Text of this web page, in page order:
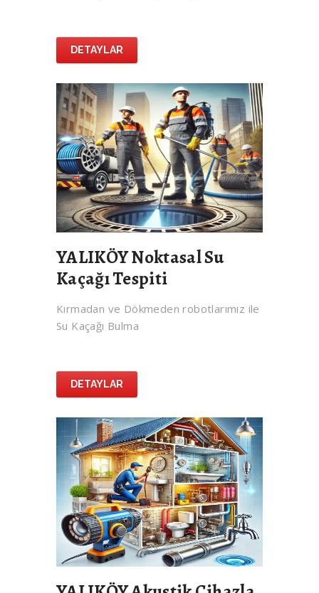
DETAYLAR
YALIKÖY Noktasal Su
Kaçağı Tespiti
Kırmadan ve Dökmeden robotlarımız ile
Su Kaçağı Bulma
DETAYLAR